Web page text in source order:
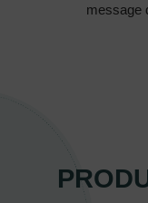
message